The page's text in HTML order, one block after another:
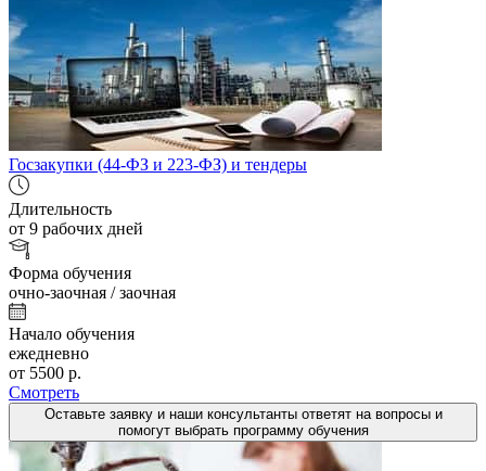
Госзакупки (44-ФЗ и 223-ФЗ) и тендеры
Длительность
от 9 рабочих дней
Форма обучения
очно-заочная / заочная
Начало обучения
ежедневно
от 5500 р.
Смотреть
Оставьте заявку и наши консультанты ответят на вопросы и
помогут выбрать программу обучения